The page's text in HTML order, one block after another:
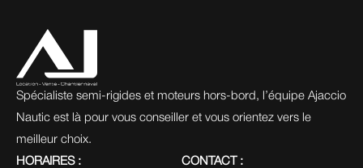
Spécialiste semi-rigides et moteurs hors-bord, l’équipe Ajaccio
Nautic est là pour vous conseiller et vous orientez vers le
meilleur choix.
HORAIRES :
CONTACT :